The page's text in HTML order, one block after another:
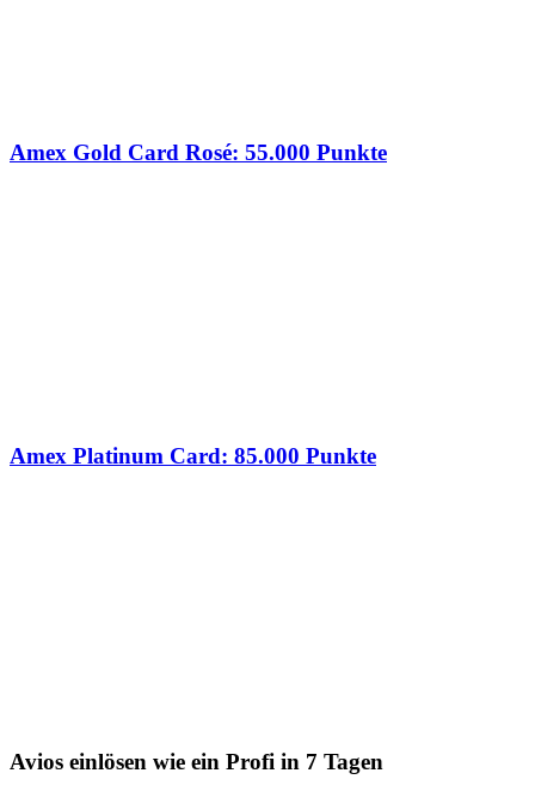
Amex Gold Card Rosé: 55.000 Punkte
Amex Platinum Card: 85.000 Punkte
Avios einlösen wie ein Profi in 7 Tagen